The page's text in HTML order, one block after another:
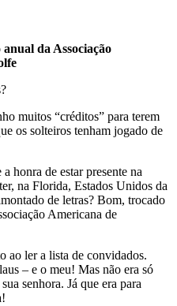
da Associação
muitos “créditos” para terem
os solteiros tenham jogado de
honra de estar presente na
na Florida, Estados Unidos da
de letras? Bom, trocado
Americana de
ao ler a lista de convidados.
– e o meu! Mas não era só
senhora. Já que era para